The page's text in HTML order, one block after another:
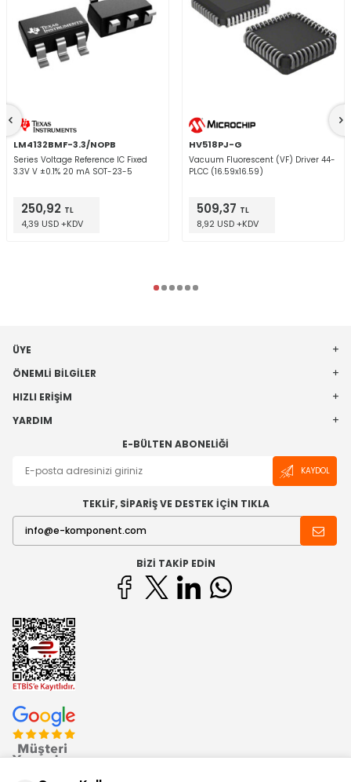
LM4132BMF-3.3/NOPB
Series Voltage Reference IC Fixed
3.3V V ±0.1% 20 mA SOT-23-5
250,92 TL
4,39 USD +KDV
HV518PJ-G
Vacuum Fluorescent (VF) Driver 44-
PLCC (16.59x16.59)
509,37 TL
8,92 USD +KDV
ÜYE
ÖNEMLI BILGILER
HIZLI ERIŞIM
YARDIM
E-BÜLTEN ABONELIĞI
KAYDOL
TEKLİF, SİPARİŞ VE DESTEK İÇİN TIKLA
BIZI TAKIP EDIN